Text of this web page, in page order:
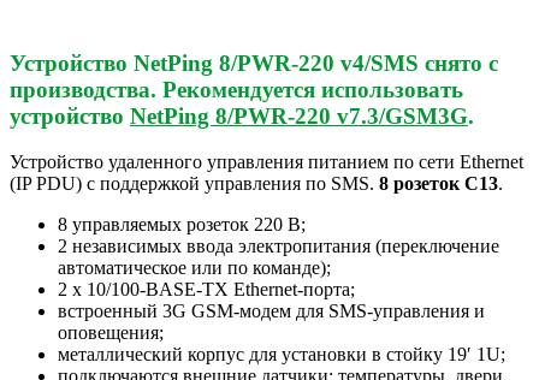
Устройство NetPing 8/PWR-220 v4/SMS снято с
производства. Рекомендуется использовать
устройство NetPing 8/PWR-220 v7.3/GSM3G.
Устройство удаленного управления питанием по сети Ethernet
(IP PDU) c поддержкой управления по SMS. 8 розеток C13.
8 управляемых розеток 220 В;
2 независимых ввода электропитания (переключение
автоматическое или по команде);
2 х 10/100-BASE-TX Ethernet-порта;
встроенный 3G GSM-модем для SMS-управления и
оповещения;
металлический корпус для установки в стойку 19′ 1U;